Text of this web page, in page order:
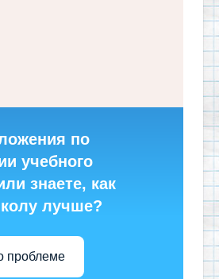
по
учебного
знаете, как
лучше?
проблеме